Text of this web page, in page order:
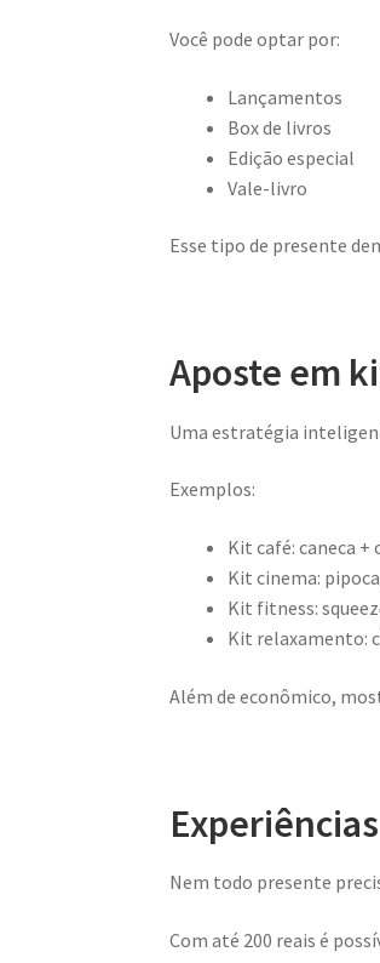
Você pode optar por:
Lançamentos
Box de livros
Edição especial
Vale-livro
Esse tipo de presente
Aposte em
Uma estratégia
Exemplos:
Kit café: caneca +
Kit cinema:
Kit fitness:
Kit relaxamento:
Além de econômico,
Nem todo presente
Com até 200 reais é